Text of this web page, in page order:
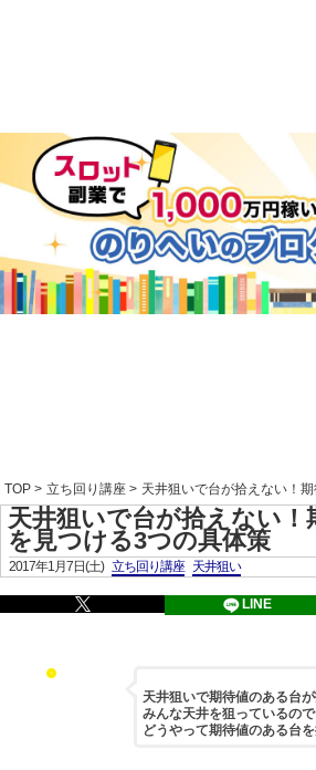
TOP > 立ち回り講座 > 天井狙いで台が拾えない！
天井狙いで台が拾えない！
を見つける3つの具体策
2017年1月7日(土) 立ち回り講座 天井狙い
LINE
天井狙いで期待値のある台が
みんな天井を狙っているの
どうやって期待値のある台